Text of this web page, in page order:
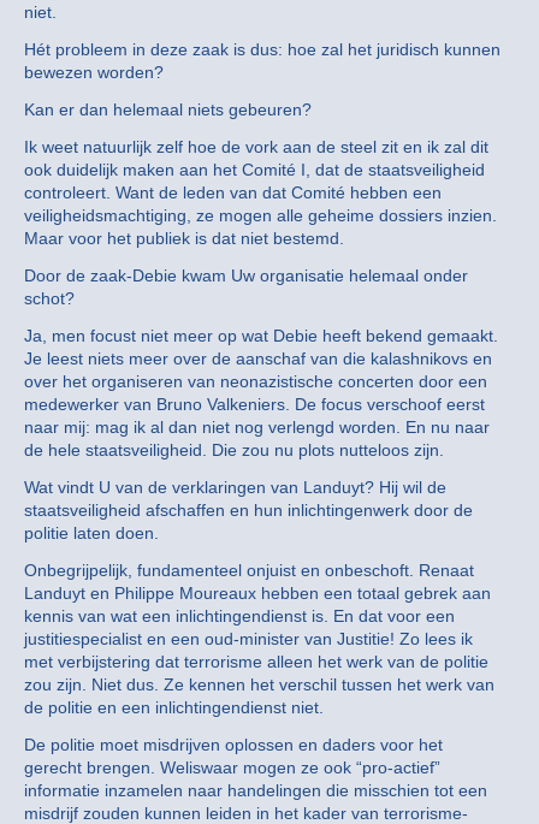
niet.
Hét probleem in deze zaak is dus: hoe zal het juridisch kunnen
bewezen worden?
Kan er dan helemaal niets gebeuren?
Ik weet natuurlijk zelf hoe de vork aan de steel zit en ik zal dit
ook duidelijk maken aan het Comité I, dat de staatsveiligheid
controleert. Want de leden van dat Comité hebben een
veiligheidsmachtiging, ze mogen alle geheime dossiers inzien.
Maar voor het publiek is dat niet bestemd.
Door de zaak-Debie kwam Uw organisatie helemaal onder
schot?
Ja, men focust niet meer op wat Debie heeft bekend gemaakt.
Je leest niets meer over de aanschaf van die kalashnikovs en
over het organiseren van neonazistische concerten door een
medewerker van Bruno Valkeniers. De focus verschoof eerst
naar mij: mag ik al dan niet nog verlengd worden. En nu naar
de hele staatsveiligheid. Die zou nu plots nutteloos zijn.
Wat vindt U van de verklaringen van Landuyt? Hij wil de
staatsveiligheid afschaffen en hun inlichtingenwerk door de
politie laten doen.
Onbegrijpelijk, fundamenteel onjuist en onbeschoft. Renaat
Landuyt en Philippe Moureaux hebben een totaal gebrek aan
kennis van wat een inlichtingendienst is. En dat voor een
justitiespecialist en een oud-minister van Justitie! Zo lees ik
met verbijstering dat terrorisme alleen het werk van de politie
zou zijn. Niet dus. Ze kennen het verschil tussen het werk van
de politie en een inlichtingendienst niet.
De politie moet misdrijven oplossen en daders voor het
gerecht brengen. Weliswaar mogen ze ook “pro-actief”
informatie inzamelen naar handelingen die misschien tot een
misdrijf zouden kunnen leiden in het kader van terrorisme-